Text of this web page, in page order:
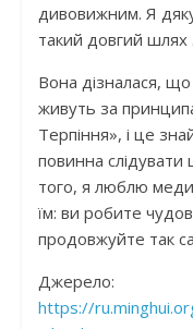
дивовижним. Я
такий довгий
Вона дізналася,
живуть за
Терпіння», і це
повинна
того, я люблю
їм: ви робите
продовжуйте так
Джерело:
https://